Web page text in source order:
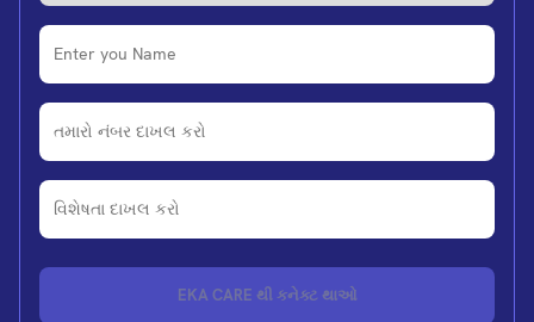
EKA CARE થી કનેક્ટ થાઓ